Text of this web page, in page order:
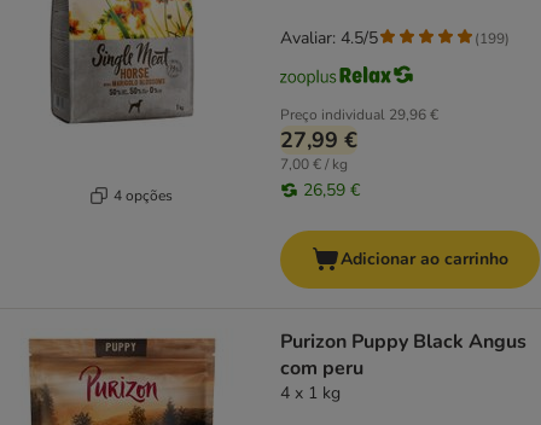
4 opções
Preço individual 29,96 €
27,99 €
7,00 € / kg
26,59 €
Avaliar: 4.5/5 (199)
Adicionar ao carrinho
Purizon Puppy Black Angus
com peru
4 x 1 kg